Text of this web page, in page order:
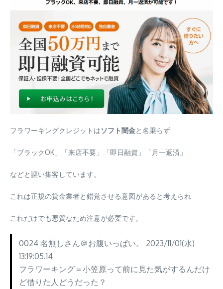
フラワーキングクレジットはソフト闇金と名乗らず
「ブラックOK」「来店不要」「即日融資」「月一返済」
などと謳い集客しています。
これは正規の貸金業者と錯覚させる意図があると考えられ
これだけでも悪質なため注意が必要です。
0024 名無しさん＠お腹いっぱい。 2023/11/01(水)
13:19:05.14
フラワーキング＝小笠原って前に見た気がするんだけ
ど借りた人どうだった？